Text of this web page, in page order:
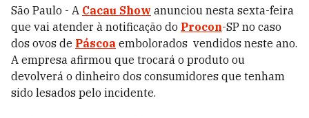
São Paulo - A Cacau Show anunciou nesta sexta-feira
que vai atender à notificação do Procon-SP no caso
dos ovos de Páscoa embolorados vendidos neste ano.
A empresa afirmou que trocará o produto ou
devolverá o dinheiro dos consumidores que tenham
sido lesados pelo incidente.